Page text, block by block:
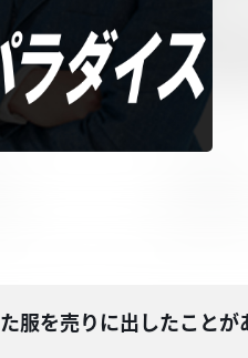
服を売りに出したことが